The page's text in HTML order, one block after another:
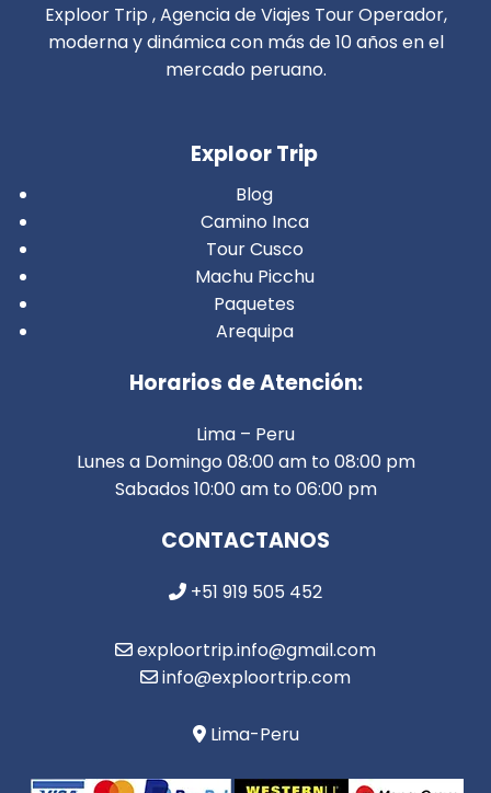
Exploor Trip , Agencia de Viajes Tour Operador,
moderna y dinámica con más de 10 años en el
mercado peruano.
Exploor Trip
Blog
Camino Inca
Tour Cusco
Machu Picchu
Paquetes
Arequipa
Horarios de Atención:
Lima – Peru
Lunes a Domingo 08:00 am to 08:00 pm
Sabados 10:00 am to 06:00 pm
CONTACTANOS
+51 919 505 452
exploortrip.info@gmail.com
info@exploortrip.com
Lima-Peru